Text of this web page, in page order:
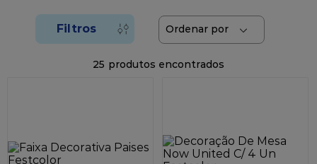
25
top harald
vabene
9º
caixa kraft